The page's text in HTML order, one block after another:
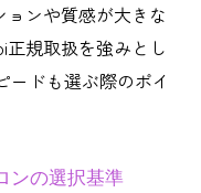
ンや質感が大きな
規取扱を強みとし
ードも選ぶ際のポイ
ンの選択基準